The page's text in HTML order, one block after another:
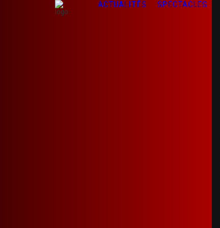
ACTUALITÉS
SPECTACLES